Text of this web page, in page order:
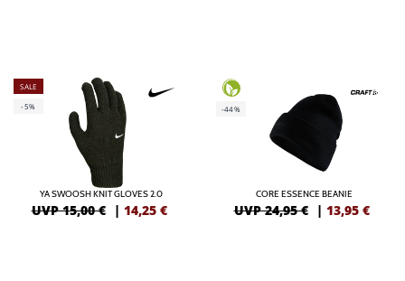
SALE
-5%
YA SWOOSH KNIT GLOVES 2.0
UVP 15,00 € | 14,25 €
-44%
CORE ESSENCE BEANIE
UVP 24,95 € | 13,95 €